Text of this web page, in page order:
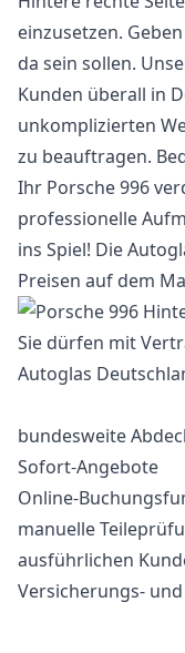
einzusetzen.
da sein sollen.
Kunden überall in
unkomplizierten
zu beauftragen.
Ihr Porsche 996
professionelle
ins Spiel! Die
Preisen auf dem
Sie dürfen mit
Autoglas
bundesweite
Sofort-Angebote
Online-
manuelle
ausführlichen
Versicherungs-